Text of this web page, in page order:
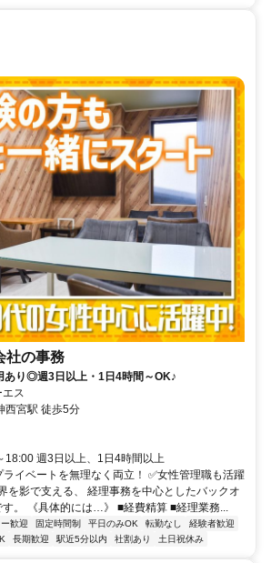
社の事務
あり◎週3日以上・1日4時間～OK♪
ス
西宮駅 徒歩5分
18:00 週3日以上、1日4時間以上
ライベートを無理なく両立！ ✅女性管理職も活躍
を影で支える、 経理事務を中心としたバックオ
す。 《具体的には…》 ■経費精算 ■経理業務...
歓迎 固定時間制 平日のみOK 転勤なし
経験者歓迎
長期歓迎 駅近5分以内 社割あり 土日祝休み